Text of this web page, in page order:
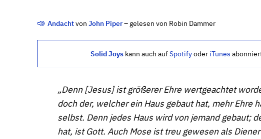
AndachtvonJohn Piper– gelesen von Robin Dammer
Solid Joyskann auch aufSpotifyoder iTunes
„Denn [Jesus] ist größerer Ehre wertgeachtet
doch der, welcher ein Haus gebaut hat, mehr Ehre
selbst. Denn jedes Haus wird von jemand gebaut;
hat, ist Gott. Auch Mose ist treu gewesen als